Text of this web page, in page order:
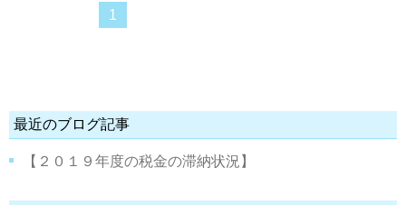
1
最近のブログ記事
【２０１９年度の税金の滞納状況】